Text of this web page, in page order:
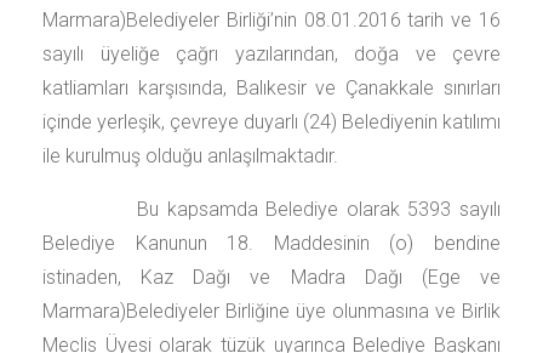
Marmara)Belediyeler Birliği’nin 08.01.2016 tarih ve 16
sayılı üyeliğe çağrı yazılarından, doğa ve çevre
katliamları karşısında, Balıkesir ve Çanakkale sınırları
içinde yerleşik, çevreye duyarlı (24) Belediyenin katılımı
ile kurulmuş olduğu anlaşılmaktadır.
Bu kapsamda Belediye olarak 5393 sayılı
Belediye Kanunun 18. Maddesinin (o) bendine
istinaden, Kaz Dağı ve Madra Dağı (Ege ve
Marmara)Belediyeler Birliğine üye olunmasına ve Birlik
Meclis Üyesi olarak tüzük uyarınca Belediye Başkanı